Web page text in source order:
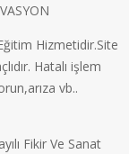
Hizmetidir.Site
Hatalı işlem
vb..
Fikir Ve Sanat